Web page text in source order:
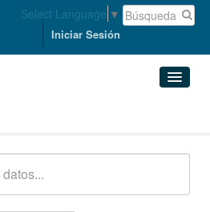
Select Language ▼
Iniciar Sesión